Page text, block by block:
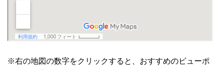
※右の地図の数字をクリックすると、おすすめのビューポ